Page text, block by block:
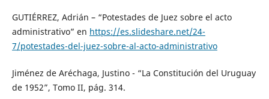
GUTIÉRREZ, Adrián – “Potestades de Juez sobre el acto
administrativo” en https://es.slideshare.net/24-
7/potestades-del-juez-sobre-al-acto-administrativo
Jiménez de Aréchaga, Justino - “La Constitución del Uruguay
de 1952”, Tomo II, pág. 314.